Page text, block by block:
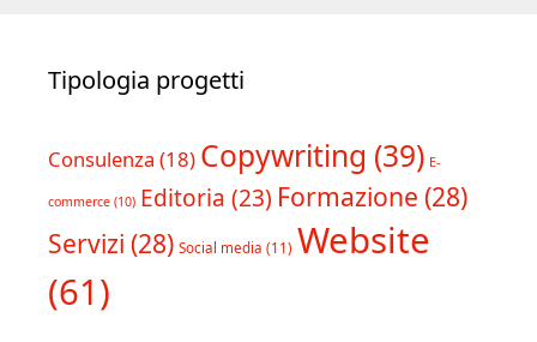
Tipologia progetti
Consulenza (18) Copywriting (39) E-
commerce (10) Editoria (23) Formazione (28)
Servizi (28) Social media (11) Website
(61)